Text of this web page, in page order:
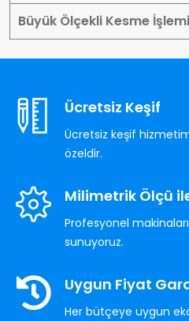
Büyük Ölçekli Kesme İşlemi
Ücretsiz Keşif
Ücretsiz keşif
özeldir.
Milimetrik Ölçü
Profesyonel
sunuyoruz.
Uygun Fiyat
Her bütçeye uygun